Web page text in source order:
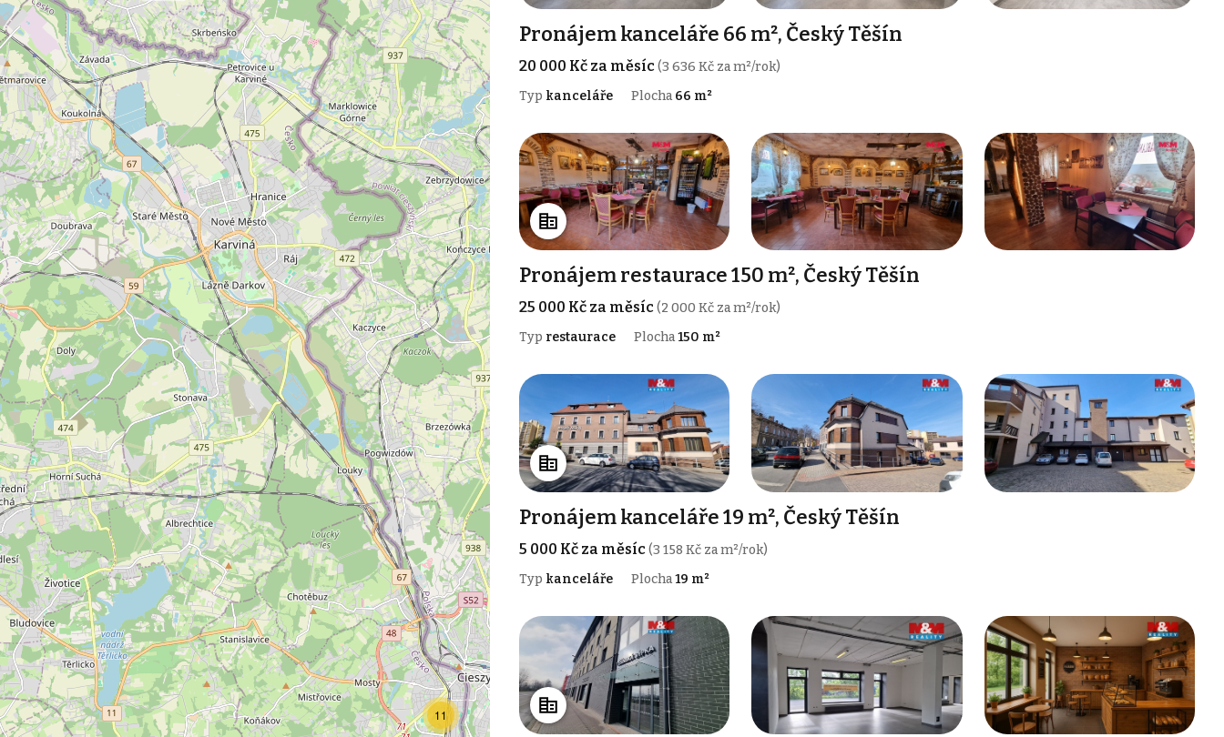
11
Pronájem kanceláře 66 m², Český Těšín
20 000 Kč za měsíc(3 636 Kč za m²/rok)
Typ kanceláře Plocha 66 m²
Pronájem restaurace 150 m², Český Těšín
25 000 Kč za měsíc(2 000 Kč za m²/rok)
Typ restaurace Plocha150 m²
Pronájem kanceláře 19 m², Český Těšín
5 000 Kč za měsíc(3 158 Kč za m²/rok)
Typ kanceláře Plocha19 m²